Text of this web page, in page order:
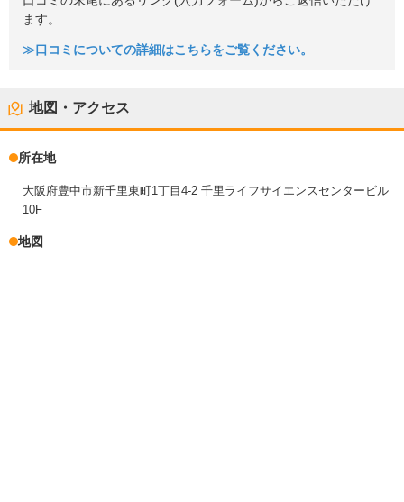
ます。
≫口コミについての詳細はこちらをご覧ください。
地図・アクセス
所在地
大阪府豊中市新千里東町1丁目4-2 千里ライフサイエンスセンタービル
10F
地図